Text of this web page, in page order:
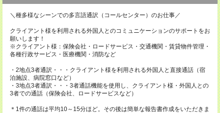
＼種多様なシーンでの多言語通訳（コールセンター）のお仕事／
クライアント様を利用される外国人とのコミュニケーションのサポートをお
願いします！
※クライアント様：保険会社・ロードサービス・交通機関・賃貸物件管理・
各種行政サービス・医療機関・消防など
・2地点3者通訳・・・クライアント様を利用される外国人と直接通話（宿
泊施設、病院窓口など）
・3地点3者通訳・・・3者通話機能を使用し、クライアント様・外国人との
3者での通話（保険会社、ロードサービスなど）
＊1件の通話は平均10～15分ほど。その後は簡単な報告書作成をいただきま